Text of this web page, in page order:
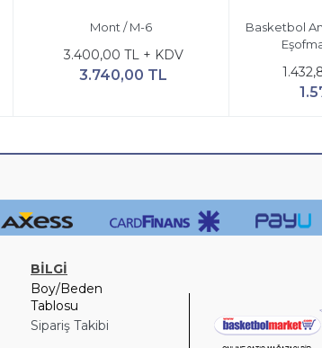
Mont / M-6
3.400,00 TL + KDV
3.740,00 TL
Basketbol
BİLGİ
Boy/Beden
Tablosu
Sipariş Takibi